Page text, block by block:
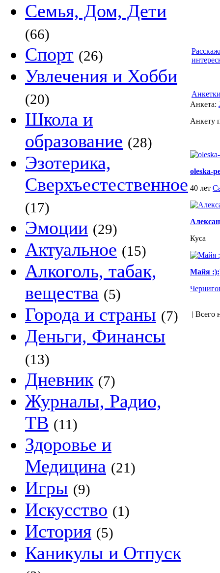
Семья, Дом, Дети
(66)
Спорт (26)
Увлечения и Хобби
(20)
Школа и
образование (28)
Эзотерика,
Сверхъестественное
(17)
Эмоции (29)
Актуальное (15)
Алкоголь, табак,
вещества (5)
Города и страны (7)
Деньги, Финансы
(13)
Дневник (7)
Журналы, Радио,
ТВ (11)
Здоровье и
Медицина (21)
Игры (9)
Искусство (1)
История (5)
Каникулы и Отпуск
Анкета:
Анкету
oleska-
40 лет
Куса
Майя
| Всего